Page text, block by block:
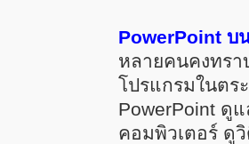
PowerPoint บ
หลายคนคงทร
โปรแกรมในตร
PowerPoint ดู
คอมพิวเตอร์ ดู